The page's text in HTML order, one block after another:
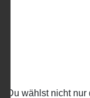
Du wählst nicht